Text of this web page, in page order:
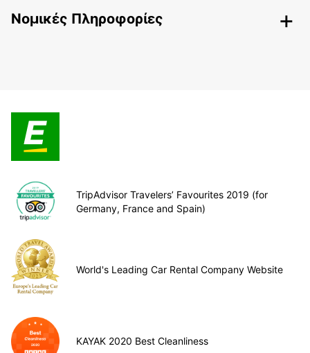
Nομικές Πληροφορίες
TripAdvisor Travelers’ Favourites 2019 (for
Germany, France and Spain)
World's Leading Car Rental Company Website
KAYAK 2020 Best Cleanliness